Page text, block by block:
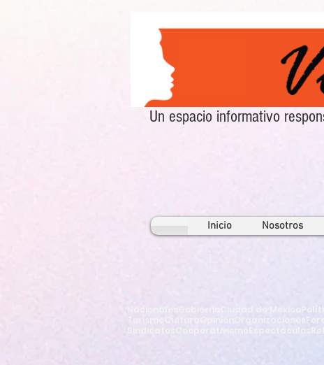
Un espacio informativo
Inicio Nosotros